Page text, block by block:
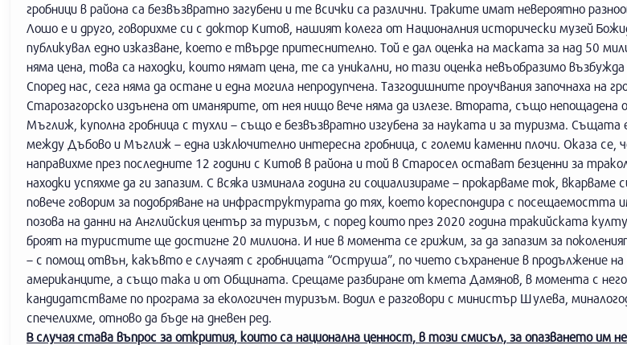
гробници в района са безвъзвратно загубени и те всички са различни. Траките имат невероятно
Лошо е и друго, говорихме си с доктор Китов, нашият колега от Националния исторически музей
публикувал едно изказване, което е твърде притеснително. Той е дал оценка на маската за над 50
няма цена, това са находки, които нямат цена, те са уникални, но тази оценка невъобразимо
Според нас, сега няма да остане и една могила непродупчена. Тазгодишните проучвания започнаха на
Старозагорско издънена от иманярите, от нея нищо вече няма да излезе. Втората, също непощадена
Мъглиж, куполна гробница с тухли – също е безвъзвратно изгубена за науката и за туризма. Същата
между Дъбово и Мъглиж – една изключително интересна гробница, с големи каменни плочи. Оказа се,
направихме през последните 12 години с Китов в района и той в Старосел остават безценни за
находки успяхме да ги запазим. С всяка изминала година ги социализираме – прокарваме ток, вкарваме
повече говорим за подобряване на инфраструктурата до тях, което кореспондира с
позова на данни на Английския център за туризъм, с поред които през 2020 година тракийската
броят на туристите ще достигне 20 милиона. И ние в момента се грижим, за да запазим за
– с помощ отвън, какъвто е случаят с гробницата “Оструша”, по чието съхранение в продължение на
американците, а също така и от Общината. Срещаме разбиране от кмета Дамянов, в момента с
кандидатстваме по програма за екологичен туризъм. Водил е разговори с министър Шулева,
спечелихме, отново да бъде на дневен ред.
В случая става въпрос за открития, които са национална ценност, в този смисъл, за опазването им